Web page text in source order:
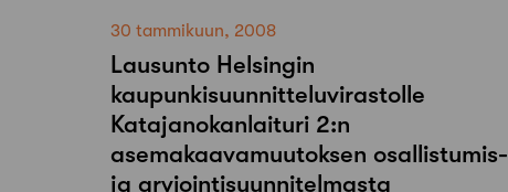
30 tammikuun, 2008
Lausunto Helsingin
kaupunkisuunnitteluvirastolle
Katajanokanlaituri 2:n
asemakaavamuutoksen osallistumis-
ja arviointisuunnitelmasta